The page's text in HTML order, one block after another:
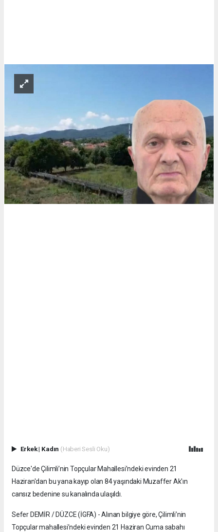
Erkek| Kadın (Haberi Sesli Oku)
Düzce'de Çilimli’nin Topçular Mahallesi’ndeki evinden 21
Haziran'dan bu yana kayıp olan 84 yaşındaki Muzaffer Ak'ın
cansız bedenine su kanalında ulaşıldı.
Sefer DEMİR / DÜZCE (İGFA) - Alınan bilgiye göre, Çilimli’nin
Topçular mahallesi’ndeki evinden 21 Haziran Cuma sabahı